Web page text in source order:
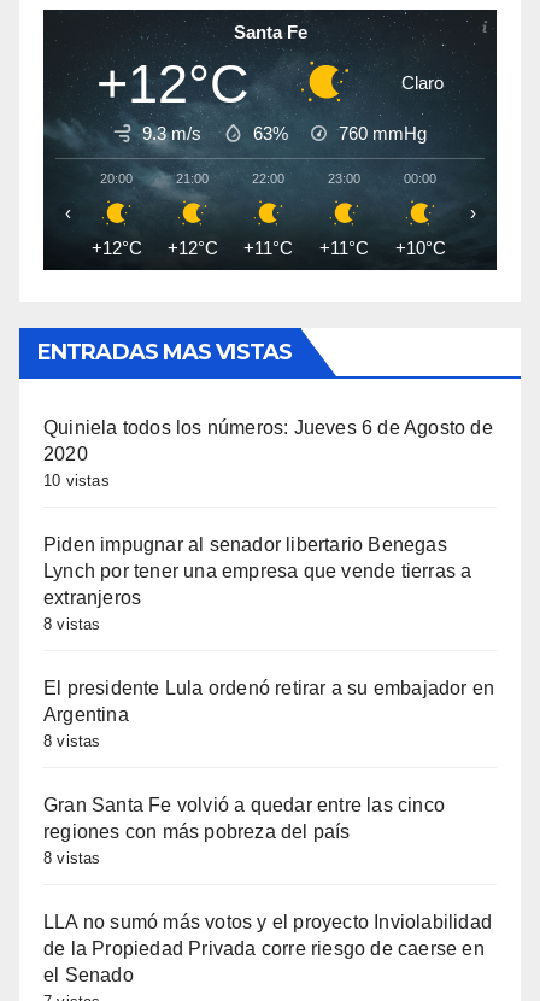
Santa Fe
+12°C Claro
9.3 m/s 63% 760 mmHg
20:00
+12°C
21:00
+12°C
22:00
+11°C
23:00
+11°C
00:00
+10°C +10°C
‹ ›
ENTRADAS MAS VISTAS
Quiniela todos los números: Jueves 6 de Agosto de
2020
10 vistas
Piden impugnar al senador libertario Benegas
Lynch por tener una empresa que vende tierras a
extranjeros
8 vistas
El presidente Lula ordenó retirar a su embajador en
Argentina
8 vistas
Gran Santa Fe volvió a quedar entre las cinco
regiones con más pobreza del país
8 vistas
LLA no sumó más votos y el proyecto Inviolabilidad
de la Propiedad Privada corre riesgo de caerse en
el Senado